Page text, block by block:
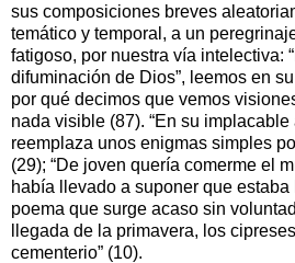
sus composiciones breves
temático y temporal, a un
fatigoso, por nuestra vía intelectiva:
difuminación de Dios”, leemos en
por qué decimos que vemos
nada visible (87). “En su
reemplaza unos enigmas simples
(29); “De joven quería comerme el
había llevado a suponer que estaba
poema que surge acaso sin
llegada de la primavera, los
cementerio” (10).